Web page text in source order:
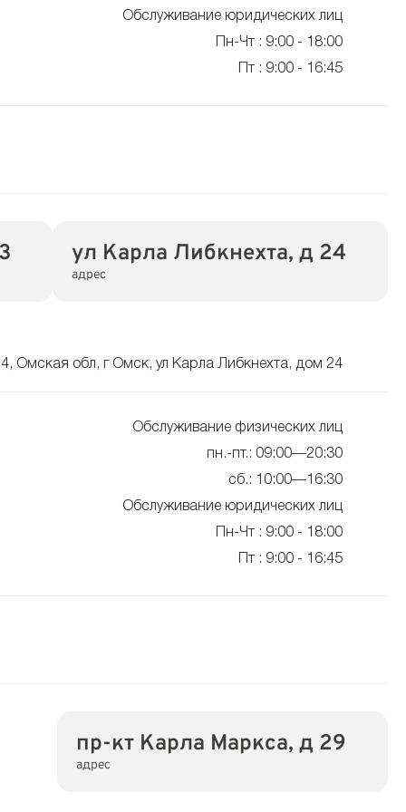
Обслуживание юридических лиц
Пн-Чт : 9:00 - 18:00
Пт : 9:00 - 16:45
ул Карла Либкнехта, д 24
адрес
Омская обл, г Омск, ул Карла Либкнехта, дом 24
Обслуживание физических лиц
пн.-пт.: 09:00—20:30
сб.: 10:00—16:30
Обслуживание юридических лиц
Пн-Чт : 9:00 - 18:00
Пт : 9:00 - 16:45
пр-кт Карла Маркса, д 29
адрес